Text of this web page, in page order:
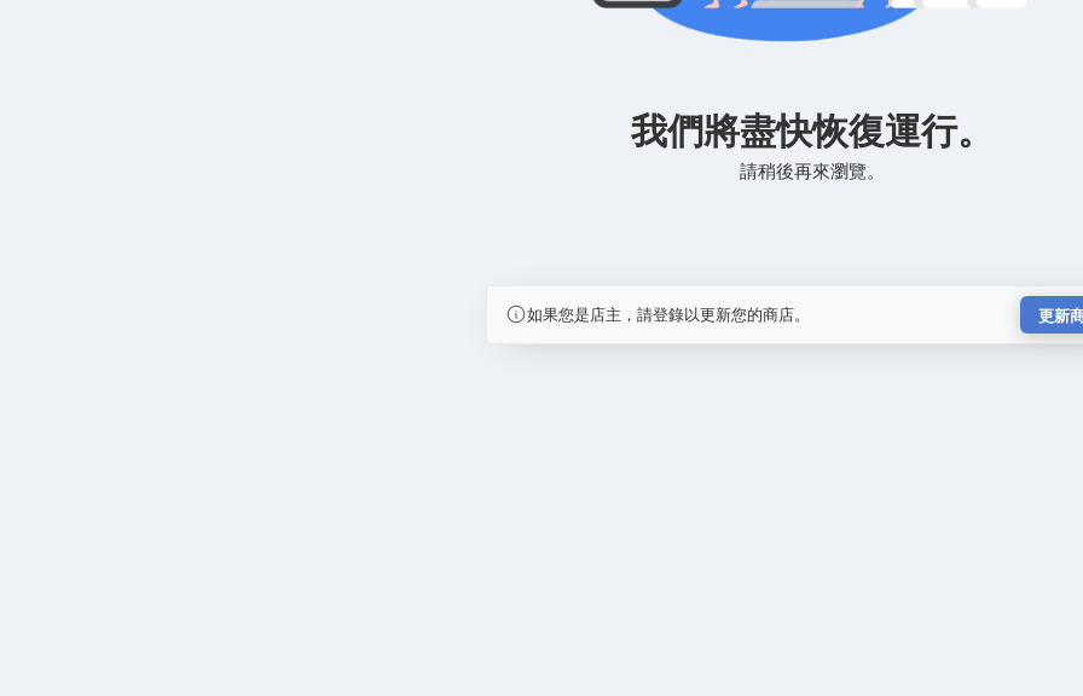
我們將盡快恢復運行。
請稍後再來瀏覽。
如果您是店主，請登錄以更新您的商店。 更新